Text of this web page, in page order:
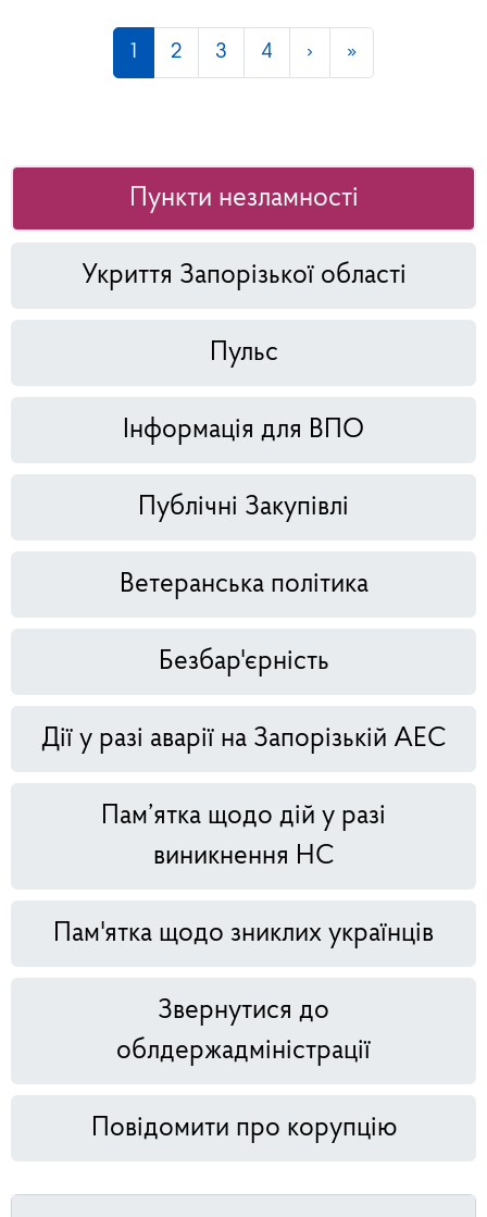
1 2 3 4 › »
Пункти незламності
Укриття Запорізької області
Пульс
Інформація для ВПО
Публічні Закупівлі
Ветеранська політика
Безбар'єрність
Дії у разі аварії на Запорізькій АЕС
Пам’ятка щодо дій у разі
виникнення НС
Пам'ятка щодо зниклих українців
Звернутися до
облдержадміністрації
Повідомити про корупцію